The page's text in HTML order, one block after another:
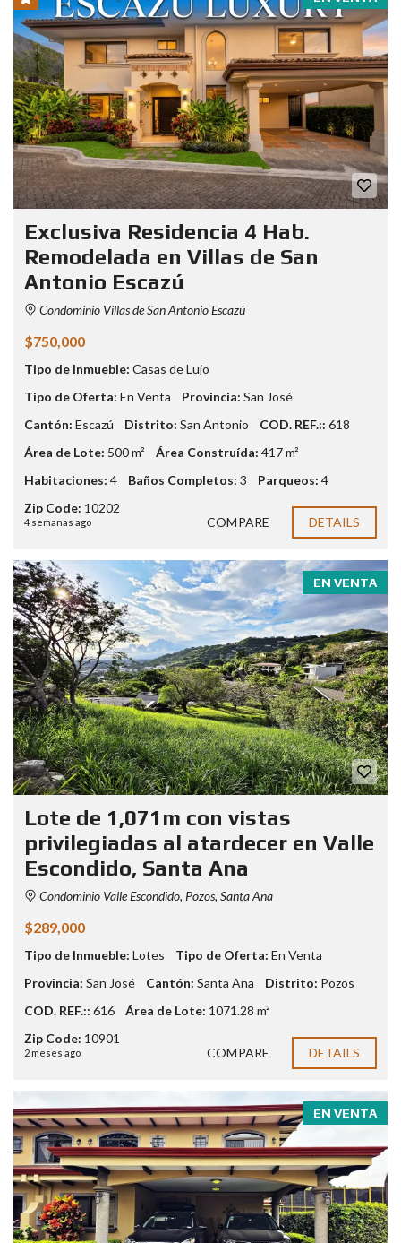
Exclusiva Residencia 4 Hab.
Remodelada en Villas de San
Antonio Escazú
Condominio Villas de San Antonio Escazú
$750,000
Tipo de Inmueble: Casas de Lujo
Tipo de Oferta: En Venta Provincia: San José
Cantón: Escazú Distrito: San Antonio COD. REF.:: 618
Área de Lote: 500 m² Área Construída: 417 m²
Habitaciones: 4 Baños Completos: 3 Parqueos: 4
Zip Code: 10202
4 semanas ago COMPARE DETAILS
EN VENTA
Lote de 1,071m con vistas
privilegiadas al atardecer en Valle
Escondido, Santa Ana
Condominio Valle Escondido, Pozos, Santa Ana
$289,000
Tipo de Inmueble: Lotes Tipo de Oferta: En Venta
Provincia: San José Cantón: Santa Ana Distrito: Pozos
COD. REF.:: 616 Área de Lote: 1071.28 m²
Zip Code: 10901
2 meses ago COMPARE DETAILS
EN VENTA